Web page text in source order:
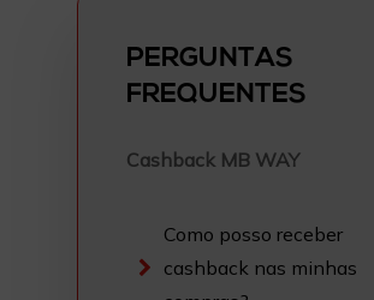
PERGUNTAS
FREQUENTES
Cashback MB WAY
Como posso receber
cashback nas minhas